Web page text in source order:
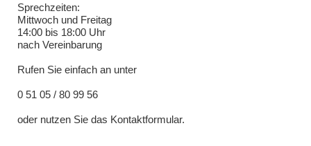
Sprechzeiten:
Mittwoch und Freitag
14:00 bis 18:00 Uhr
nach Vereinbarung
Rufen Sie einfach an unter
0 51 05 / 80 99 56
oder nutzen Sie das Kontaktformular.